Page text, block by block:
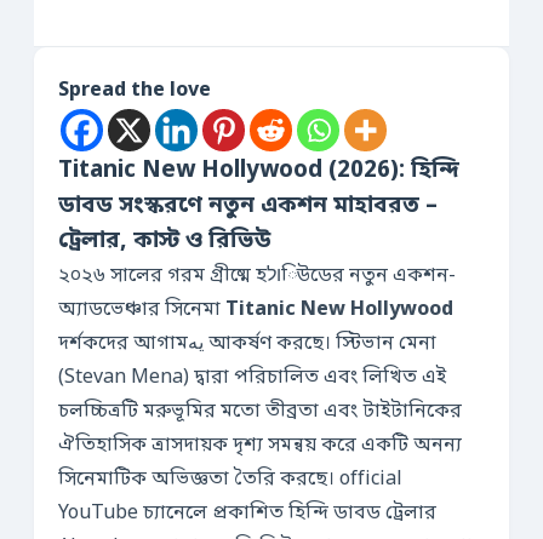
Spread the love
Titanic New Hollywood (2026): হিন্দি
ডাবড সংস্করণে নতুন একশন মাহাবরত –
ট্রেলার, কাস্ট ও রিভিউ
২০২৬ সালের গরম গ্রীষ্মে হולিউডের নতুন একশন-
অ্যাডভেঞ্চার সিনেমা Titanic New Hollywood
দর্শকদের আগামیه আকর্ষণ করছে। স্টিভান মেনা
(Stevan Mena) দ্বারা পরিচালিত এবং লিখিত এই
চলচ্চিত্রটি মরুভূমির মতো তীব্রতা এবং টাইটানিকের
ঐতিহাসিক ত্রাসদায়ক দৃশ্য সমন্বয় করে একটি অনন্য
সিনেমাটিক অভিজ্ঞতা তৈরি করছে। official
YouTube চ্যানেলে প্রকাশিত হিন্দি ডাবড ট্রেলার